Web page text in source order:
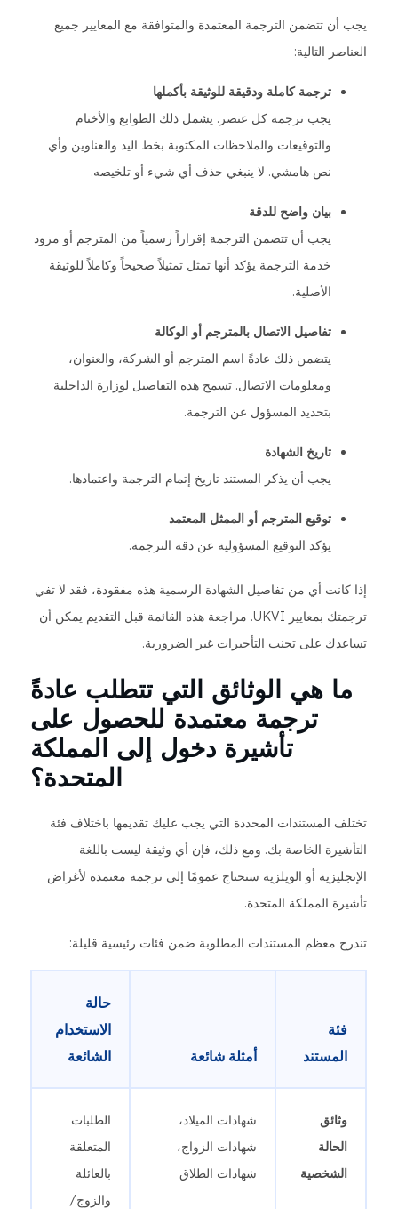
يجب أن تتضمن الترجمة المعتمدة والمتوافقة مع المعايير جميع
العناصر التالية:
ترجمة كاملة ودقيقة للوثيقة بأكملها
يجب ترجمة كل عنصر. يشمل ذلك الطوابع والأختام
والتوقيعات والملاحظات المكتوبة بخط اليد والعناوين وأي
نص هامشي. لا ينبغي حذف أي شيء أو تلخيصه.
بيان واضح للدقة
يجب أن تتضمن الترجمة إقراراً رسمياً من المترجم أو مزود
خدمة الترجمة يؤكد أنها تمثل تمثيلاً صحيحاً وكاملاً للوثيقة
الأصلية.
تفاصيل الاتصال بالمترجم أو الوكالة
يتضمن ذلك عادةً اسم المترجم أو الشركة، والعنوان،
ومعلومات الاتصال. تسمح هذه التفاصيل لوزارة الداخلية
بتحديد المسؤول عن الترجمة.
تاريخ الشهادة
يجب أن يذكر المستند تاريخ إتمام الترجمة واعتمادها.
توقيع المترجم أو الممثل المعتمد
يؤكد التوقيع المسؤولية عن دقة الترجمة.
إذا كانت أي من تفاصيل الشهادة الرسمية هذه مفقودة، فقد لا تفي
ترجمتك بمعايير UKVI. مراجعة هذه القائمة قبل التقديم يمكن أن
تساعدك على تجنب التأخيرات غير الضرورية.
ما هي الوثائق التي تتطلب عادةً
ترجمة معتمدة للحصول على
تأشيرة دخول إلى المملكة
المتحدة؟
تختلف المستندات المحددة التي يجب عليك تقديمها باختلاف فئة
التأشيرة الخاصة بك. ومع ذلك، فإن أي وثيقة ليست باللغة
الإنجليزية أو الويلزية ستحتاج عمومًا إلى ترجمة معتمدة لأغراض
تأشيرة المملكة المتحدة.
تندرج معظم المستندات المطلوبة ضمن فئات رئيسية قليلة:
فئة
المستند
أمثلة شائعة
حالة
الاستخدام
الشائعة
وثائق
الحالة
الشخصية
شهادات الميلاد،
شهادات الزواج،
شهادات الطلاق
الطلبات
المتعلقة
بالعائلة
والزوج/